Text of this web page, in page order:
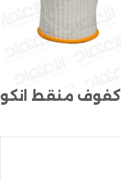
كفوف منقط انكو